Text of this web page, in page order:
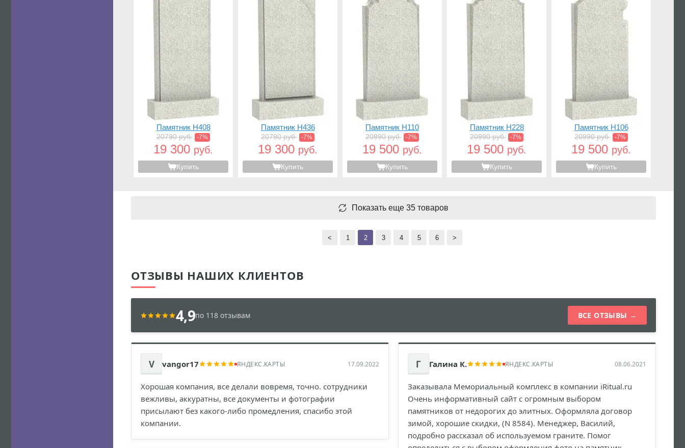
Памятник H408
20790 руб. -7%
19 300 руб.
Купить
Памятник H436
20790 руб. -7%
19 300 руб.
Купить
Памятник H110
20990 руб. -7%
19 500 руб.
Купить
Памятник H228
20990 руб. -7%
19 500 руб.
Купить
Памятник H106
20990 руб. -7%
19 500 руб.
Купить
Показать еще 35 товаров
< 1 2 3 4 5 6 >
ОТЗЫВЫ НАШИХ КЛИЕНТОВ
4,9по 118 отзывам ВСЕ ОТЗЫВЫ →
V vangor17 ЯНДЕКС.КАРТЫ 17.09.2022
Хорошая компания, все делали вовремя, точно. сотрудники
вежливы, аккуратны, все документы и фотографии
присылают без какого-либо промедления, спасибо этой
компании.
Г Галина К. ЯНДЕКС.КАРТЫ 08.06.2021
Заказывала Мемориальный комплекс в компании iRitual.ru
Очень информативный сайт с огромным выбором
памятников от недорогих до элитных. Оформляла договор
зимой, хорошие скидки, (N 8584). Менеджер, Василий,
подробно рассказал об используемом граните. Помог